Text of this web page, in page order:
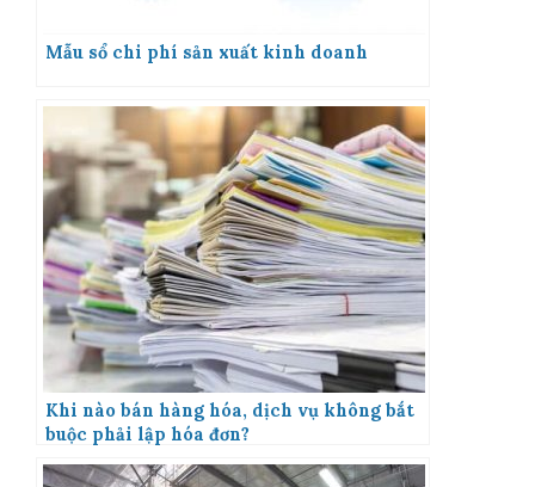
Mẫu sổ chi phí sản xuất kinh doanh
Khi nào bán hàng hóa, dịch vụ không bắt
buộc phải lập hóa đơn?